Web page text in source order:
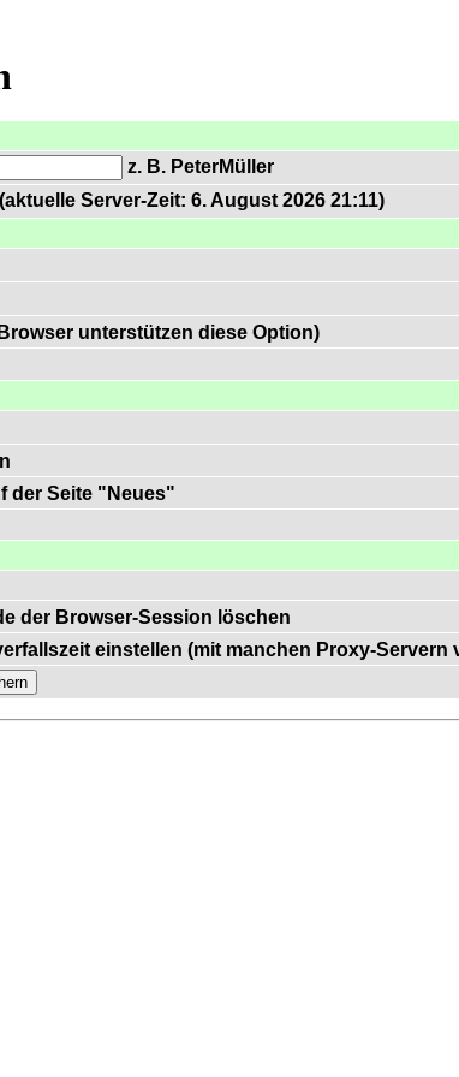
z. B. PeterMüller
Server-Zeit: 6. August 2026 21:11)
unterstützen diese Option)
der Seite "Neues"
der Browser-Session löschen
einstellen (mit manchen Proxy-Servern